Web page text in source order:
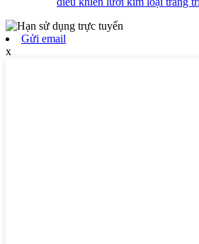
Gửi email
x